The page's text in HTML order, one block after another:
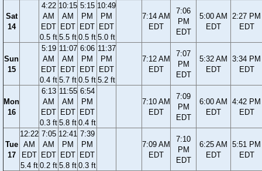
Sat
14
4:22
AM
EDT
0.5 ft
10:15
AM
EDT
5.5 ft
5:15
PM
EDT
0.5 ft
10:49
PM
EDT
5.0 ft
7:14 AM
EDT
7:06
PM
EDT
5:00 AM
EDT
2:27 PM
EDT
Sun
15
5:19
AM
EDT
0.4 ft
11:07
AM
EDT
5.7 ft
6:06
PM
EDT
0.5 ft
11:37
PM
EDT
5.2 ft
7:12 AM
EDT
7:07
PM
EDT
5:32 AM
EDT
3:34 PM
EDT
Mon
16
6:13
AM
EDT
0.3 ft
11:55
AM
EDT
5.8 ft
6:54
PM
EDT
0.4 ft
7:10 AM
EDT
7:09
PM
EDT
6:00 AM
EDT
4:42 PM
EDT
Tue
17
12:22
AM
EDT
5.4 ft
7:05
AM
EDT
0.2 ft
12:41
PM
EDT
5.8 ft
7:39
PM
EDT
0.3 ft
7:09 AM
EDT
7:10
PM
EDT
6:25 AM
EDT
5:51 PM
EDT